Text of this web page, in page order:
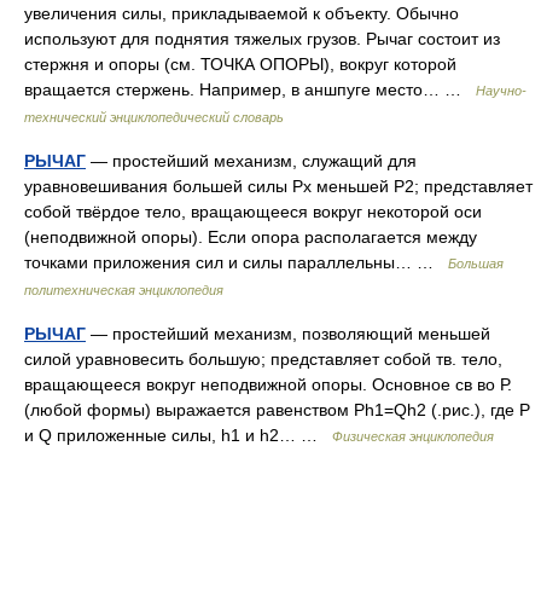
увеличения силы, прикладываемой к объекту. Обычно
используют для поднятия тяжелых грузов. Рычаг состоит из
стержня и опоры (см. ТОЧКА ОПОРЫ), вокруг которой
вращается стержень. Например, в аншпуге место… …
Научно-
технический энциклопедический словарь
РЫЧАГ — простейший механизм, служащий для
уравновешивания большей силы Рх меньшей Р2; представляет
собой твёрдое тело, вращающееся вокруг некоторой оси
(неподвижной опоры). Если опора располагается между
точками приложения сил и силы параллельны… …
Большая
политехническая энциклопедия
РЫЧАГ — простейший механизм, позволяющий меньшей
силой уравновесить большую; представляет собой тв. тело,
вращающееся вокруг неподвижной опоры. Основное св во Р.
(любой формы) выражается равенством Ph1=Qh2 (.рис.), где Р
и Q приложенные силы, h1 и h2… …
Физическая энциклопедия